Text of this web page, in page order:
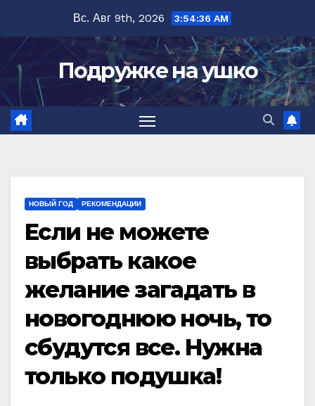
содержимому
Вс. Авг 9th, 2026 3:54:37 AM
Подружке на ушко
НОВЫЙ ГОД РЕКОМЕНДАЦИИ
Если не можете
выбрать какое
желание загадать в
новогоднюю ночь, то
сбудутся все. Нужна
только подушка!